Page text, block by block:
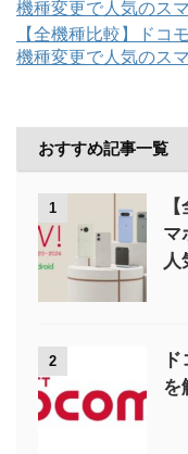
機種変更で人気のス
【全機種比較】ドコ
機種変更で人気のス
おすすめ記事一覧
1
マ
人
2
を